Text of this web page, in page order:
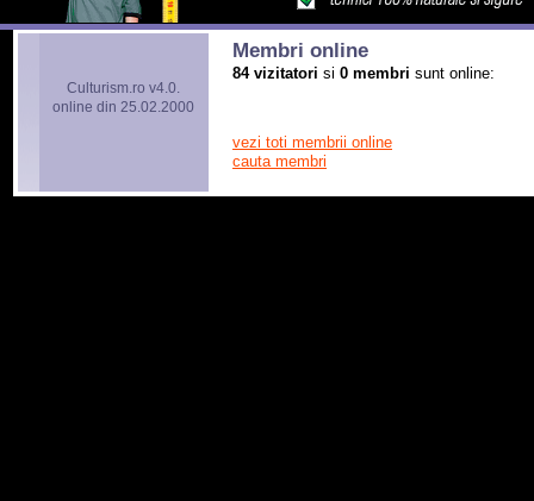
Culturism.ro v4.0.
online din 25.02.2000
Membri online
84 vizitatori si 0 membri sunt online:
vezi toti membrii online
cauta membri